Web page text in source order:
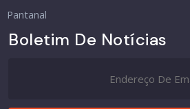
Pantanal
Boletim De Notícias